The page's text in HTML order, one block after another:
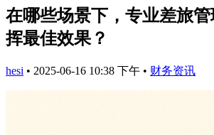
在哪些场景下，专业差旅
挥最佳效果？
hesi • 2025-06-16 10:38 下午 • 财务资讯